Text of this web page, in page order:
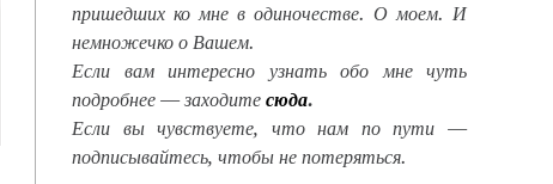
пришедших ко мне в одиночестве. О моем. И
немножечко о Вашем.
Если вам интересно узнать обо мне чуть
подробнее — заходите сюда.
Если вы чувствуете, что нам по пути —
подписывайтесь, чтобы не потеряться.